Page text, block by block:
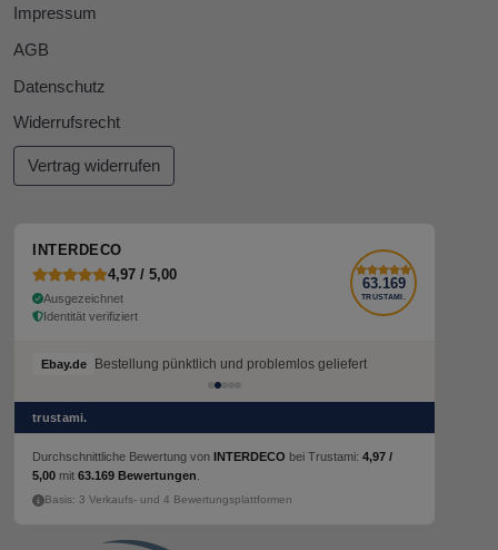
Impressum
AGB
Datenschutz
Widerrufsrecht
Vertrag widerrufen
INTERDECO
4,97 / 5,00
Ausgezeichnet
Identität verifiziert
63.169
TRUSTAMI.
Ebay.de Bestellung pünktlich und problemlos geliefert
Ebay.de Bestellung pünktlich und problemlos geliefert
trustami.
Durchschnittliche Bewertung von INTERDECO bei Trustami: 4,97 /
5,00 mit 63.169 Bewertungen
Basis: 3 Verkaufs- und 4 Bewertungsplattformen